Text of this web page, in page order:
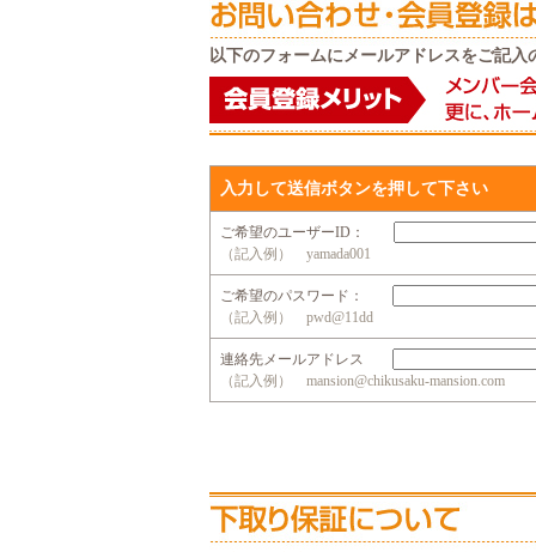
以下のフォームにメールアドレスをご記
入力して送信ボタンを押して下さい
ご希望のユーザーID：
（記入例） yamada001
ご希望のパスワード：
（記入例） pwd@11dd
連絡先メールアドレス
（記入例） mansion@chikusaku-mansion.com